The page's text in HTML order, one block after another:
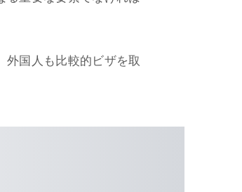
外国人も比較的ビザを取